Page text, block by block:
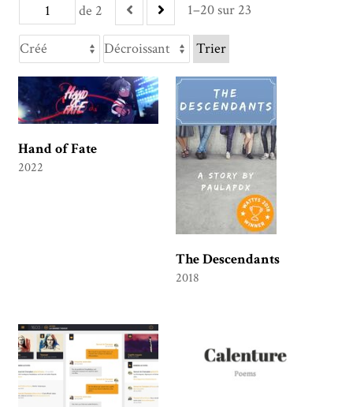
de 2 1–20 sur 23
Trier
Hand of Fate
2022
The Descendants
2018